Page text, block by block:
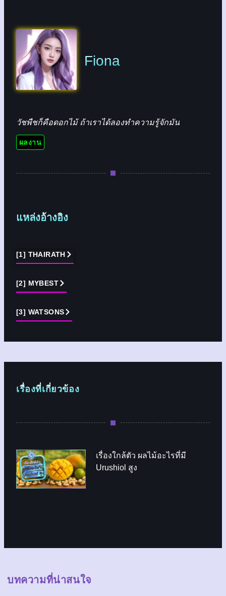
Fiona
วัชพืชก็คือดอกไม้ ถ้าเราได้ลองทำความรู้จักมัน
ผลงาน
แหล่งอ้างอิง
[1] THAIRATH
[2] MYBEST
[3] WATSONS
เรื่องที่เกี่ยวข้อง
เรื่องใกล้ตัว ผลไม้อะไรที่มี
Urushiol สูง
บทความที่น่าสนใจ